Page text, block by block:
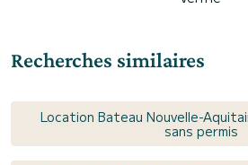
Recherches similaires
Location Bateau Nouvelle-
sans permis